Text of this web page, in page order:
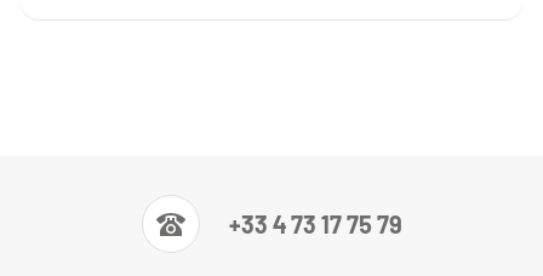
+33 4 73 17 75 79